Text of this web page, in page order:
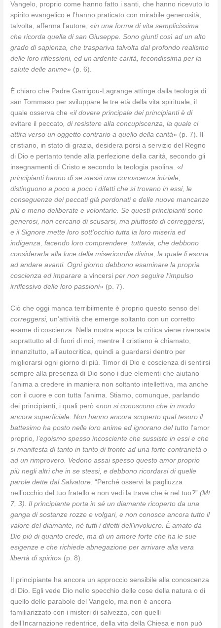
Vangelo, proprio come hanno fatto i santi, che hanno ricevuto lo
spirito evangelico e l’hanno praticato con mirabile generosità,
talvolta, afferma l’autore, «in una forma di vita semplicissima
che ricorda quella di san Giuseppe. Sono giunti così ad un alto
grado di sapienza, che traspariva talvolta dal profondo realismo
delle loro riflessioni, ed un’ardente carità, fecondissima per la
salute delle anime» (p. 6).
È chiaro che Padre Garrigou-Lagrange attinge dalla teologia di
san Tommaso per sviluppare le tre età della vita spirituale, il
quale osserva che «il dovere principale dei principianti è di
evitare il peccato, di resistere alla concupiscenza, la quale ci
attira verso un oggetto contrario a quello della carità» (p. 7). Il
cristiano, in stato di grazia, desidera porsi a servizio del Regno
di Dio e pertanto tende alla perfezione della carità, secondo gli
insegnamenti di Cristo e secondo la teologia paolina. «I
principianti hanno di se stessi una conoscenza iniziale;
distinguono a poco a poco i difetti che si trovano in essi, le
conseguenze dei peccati già perdonati e delle nuove mancanze
più o meno deliberate e volontarie. Se questi principianti sono
generosi, non cercano di scusarsi, ma piuttosto di correggersi,
e il Signore mette loro sott’occhio tutta la loro miseria ed
indigenza, facendo loro comprendere, tuttavia, che debbono
considerarla alla luce della misericordia divina, la quale li esorta
ad andare avanti. Ogni giorno debbono esaminare la propria
coscienza ed impararea vincersi per non seguire l’impulso
irriflessivo delle loro passioni» (p. 7).
Ciò che oggi manca terribilmente è proprio questo senso del
correggersi, un’attività che emerge soltanto con un corretto
esame di coscienza. Nella nostra epoca la critica viene riversata
soprattutto al di fuori di noi, mentre il cristiano è chiamato,
innanzitutto, all’autocritica, quindi a guardarsi dentro per
migliorarsi ogni giorno di più. Timor di Dio e coscienza di sentirsi
sempre alla presenza di Dio sono i due elementi che aiutano
l’anima a credere in maniera non soltanto intellettiva, ma anche
con il cuore e con tutta l’anima. Stiamo, comunque, parlando
dei principianti, i quali però «non si conoscono che in modo
ancora superficiale. Non hanno ancora scoperto qual tesoro il
battesimo ha posto nelle loro anime ed ignorano del tutto l’amor
proprio, l’egoismo spesso incosciente che sussiste in essi e che
si manifesta di tanto in tanto di fronte ad una forte contrarietà o
ad un rimprovero. Vedono assai spesso questo amor proprio
più negli altri che in se stessi, e debbono ricordarsi di quelle
parole dette dal Salvatore:“Perché osservi la pagliuzza
nell’occhio del tuo fratello e non vedi la trave che è nel tuo?”(Mt
7, 3). Il principiante porta in sé un diamante ricoperto da una
ganga di sostanze rozze e volgari, e non conosce ancora tutto il
valore del diamante, né tutti i difetti dell’involucro. È amato da
Dio più di quanto crede, ma di un amore forte che ha le sue
esigenze e che richiede abnegazione per arrivare alla vera
libertà di spirito» (p. 8).
Il principiante ha ancora un approccio sensibile alla conoscenza
di Dio. Egli vede Dio nello specchio delle cose della natura o di
quello delle parabole del Vangelo, ma non è ancora
familiarizzato con i misteri di salvezza, con quelli
dell’Incarnazione redentrice, della vita della Chiesa e non può